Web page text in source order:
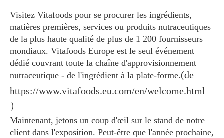
Visitez Vitafoods pour se procurer les ingrédients,
matières premières, services ou produits nutraceutiques
de la plus haute qualité de plus de 1 200 fournisseurs
mondiaux. Vitafoods Europe est le seul événement
dédié couvrant toute la chaîne d'approvisionnement
nutraceutique - de l'ingrédient à la plate-forme.(de
https://www.vitafoods.eu.com/en/welcome.html
）
Maintenant, jetons un coup d'œil sur le stand de notre
client dans l'exposition. Peut-être que l'année prochaine,